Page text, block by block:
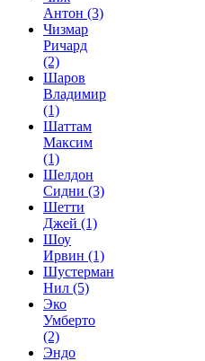
Антон (3)
Чизмар
Ричард
(2)
Шаров
Владимир
(1)
Шаттам
Максим
(1)
Шелдон
Сидни (3)
Шетти
Джей (1)
Шоу
Ирвин (1)
Шустерман
Нил (5)
Эко
Умберто
(2)
Эндо